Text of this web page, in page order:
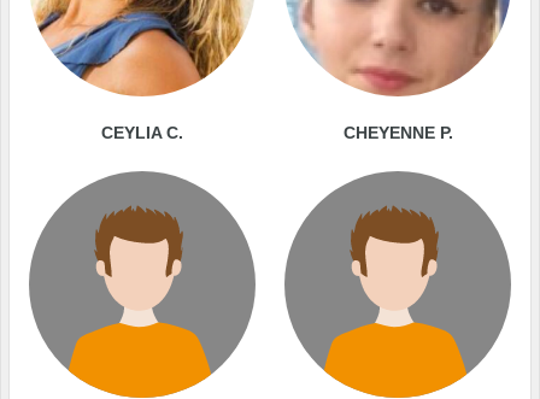
CEYLIA C. CHEYENNE P.